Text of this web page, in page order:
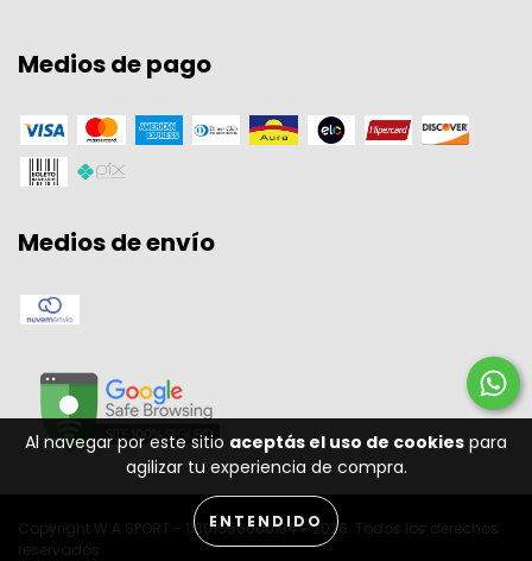
Al navegar por este sitio aceptás el uso de cookies para
agilizar tu experiencia de compra.
ENTENDIDO
Medios de pago
Medios de envío
Copyright W A SPORT - 11301556000134 - 2026. Todos los derechos
reservados.